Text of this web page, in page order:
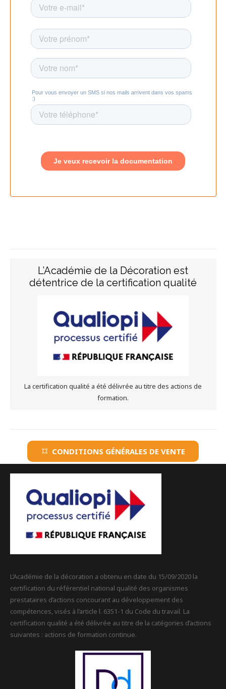
L’Académie de la Décoration est
détentrice de la certification qualité
La certification qualité a été délivrée au titre des actions de
formation.
QUALIOPI, c’est quoi ?
du processus mis en œuvre par les prestataires d’actions
concourant au développement des compétences.
L'Académie de la Décoration a reçu cette certification le 15
septembre 2020, dans la catégorie "Actions de formation".
all_out CONDITIONS GÉNÉRALES DE VENTE
L’Académie de la décoration a obtenu en date du 15/09/2020 la
certification du référentiel national qualité des organismes
prestataires d’actions concourant au développement des
compétences, visés à l’article l. 6351-1 du Code du travail. La
certification qualité a été délivrée au titre de la catégories d’actions
suivantes : actions de formation continue.